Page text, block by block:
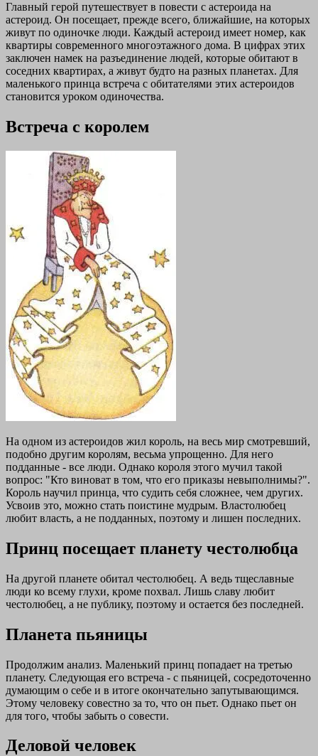
Главный герой путешествует в повести с астероида на
астероид. Он посещает, прежде всего, ближайшие, на которых
живут по одиночке люди. Каждый астероид имеет номер, как
квартиры современного многоэтажного дома. В цифрах этих
заключен намек на разъединение людей, которые обитают в
соседних квартирах, а живут будто на разных планетах. Для
маленького принца встреча с обитателями этих астероидов
становится уроком одиночества.
Встреча с королем
На одном из астероидов жил король, на весь мир смотревший,
подобно другим королям, весьма упрощенно. Для него
подданные - все люди. Однако короля этого мучил такой
вопрос: "Кто виноват в том, что его приказы невыполнимы?".
Король научил принца, что судить себя сложнее, чем других.
Усвоив это, можно стать поистине мудрым. Властолюбец
любит власть, а не подданных, поэтому и лишен последних.
Принц посещает планету честолюбца
На другой планете обитал честолюбец. А ведь тщеславные
люди ко всему глухи, кроме похвал. Лишь славу любит
честолюбец, а не публику, поэтому и остается без последней.
Планета пьяницы
Продолжим анализ. Маленький принц попадает на третью
планету. Следующая его встреча - с пьяницей, сосредоточенно
думающим о себе и в итоге окончательно запутывающимся.
Этому человеку совестно за то, что он пьет. Однако пьет он
для того, чтобы забыть о совести.
Деловой человек